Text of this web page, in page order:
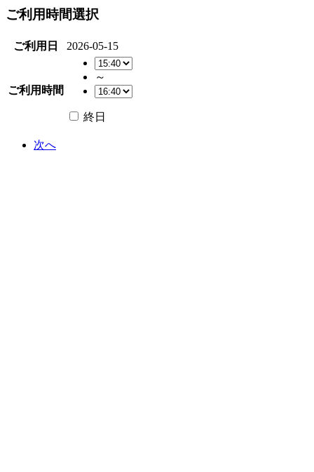
ご利用時間選択
ご利用日 2026-05-15
ご利用時間
～
終日
次へ